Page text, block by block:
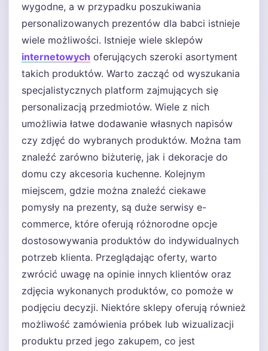
wygodne, a w przypadku poszukiwania
personalizowanych prezentów dla babci istnieje
wiele możliwości. Istnieje wiele sklepów
internetowych oferujących szeroki asortyment
takich produktów. Warto zacząć od wyszukania
specjalistycznych platform zajmujących się
personalizacją przedmiotów. Wiele z nich
umożliwia łatwe dodawanie własnych napisów
czy zdjęć do wybranych produktów. Można tam
znaleźć zarówno biżuterię, jak i dekoracje do
domu czy akcesoria kuchenne. Kolejnym
miejscem, gdzie można znaleźć ciekawe
pomysły na prezenty, są duże serwisy e-
commerce, które oferują różnorodne opcje
dostosowywania produktów do indywidualnych
potrzeb klienta. Przeglądając oferty, warto
zwrócić uwagę na opinie innych klientów oraz
zdjęcia wykonanych produktów, co pomoże w
podjęciu decyzji. Niektóre sklepy oferują również
możliwość zamówienia próbek lub wizualizacji
produktu przed jego zakupem, co jest